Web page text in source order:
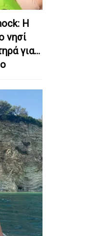
Η
νησί
για…